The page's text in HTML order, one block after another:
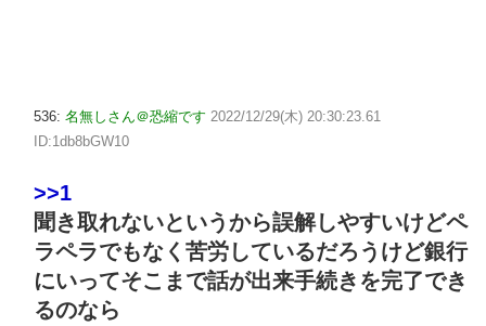
536: 名無しさん＠恐縮です 2022/12/29(木) 20:30:23.61
ID:1db8bGW10
>>1
聞き取れないというから誤解しやすいけどペ
ラペラでもなく苦労しているだろうけど銀行
にいってそこまで話が出来手続きを完了でき
るのなら